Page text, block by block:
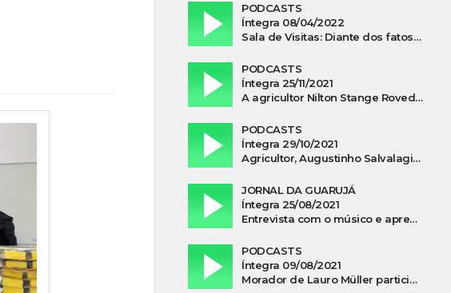
PODCASTS
Íntegra 08/04/2022
Sala de Visitas: Diante dos fatos que influenciam a economia o que podemos esperar de 2022
PODCASTS
Íntegra 25/11/2021
A agricultor Nilton Stange Roveda, afirma ter recebido ajuda espiritual durante acidente
PODCASTS
Íntegra 29/10/2021
Agricultor, Augustinho Salvalagio, relata sobre aparição do Cavaleiro Negro no Rio das Furnas
JORNAL DA GUARUJÁ
Íntegra 25/08/2021
Entrevista com o músico e apresentador, Lismael Ferrareis, no Cidade e Campo
PODCASTS
Íntegra 09/08/2021
Morador de Lauro Müller participa de motociata em apoio a Bolsonaro